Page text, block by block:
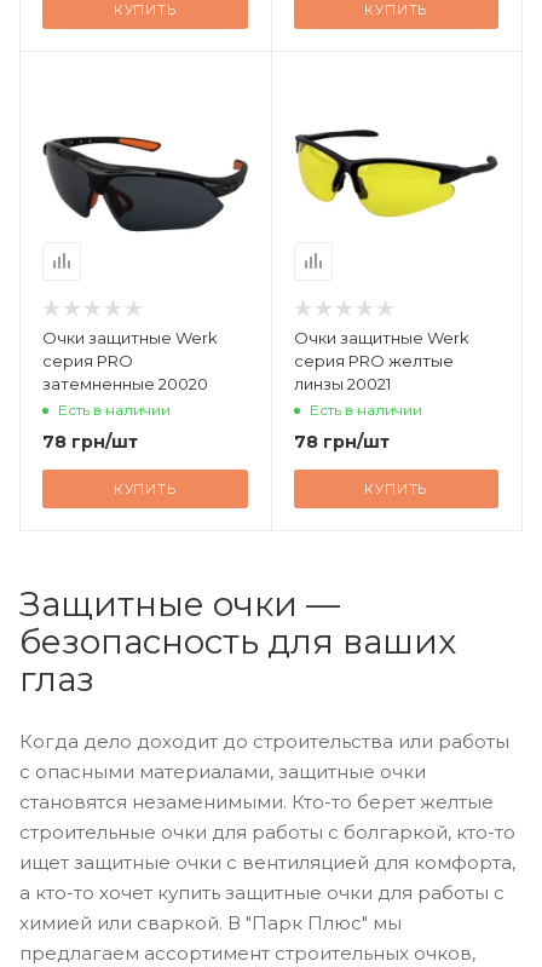
КУПИТЬ КУПИТЬ
Очки защитные Werk
серия PRO
затемненные 20020
Есть в наличии
78 грн/шт
КУПИТЬ
Очки защитные Werk
серия PRO желтые
линзы 20021
Есть в наличии
78грн/шт
КУПИТЬ
Защитные очки —
безопасность для ваших
глаз
Когда дело доходит до строительства или работы
с опасными материалами, защитные очки
становятся незаменимыми. Кто-то берет желтые
строительные очки для работы с болгаркой, кто-то
ищет защитные очки с вентиляцией для комфорта,
а кто-то хочет купить защитные очки для работы с
химией или сваркой. В "Парк Плюс" мы
предлагаем ассортимент строительных очков,